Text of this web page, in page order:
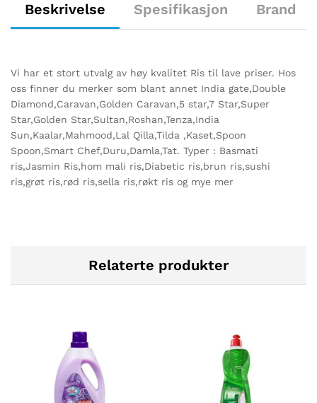
Beskrivelse Spesifikasjon Brand
Vi har et stort utvalg av høy kvalitet Ris til lave priser. Hos
oss finner du merker som blant annet India gate,Double
Diamond,Caravan,Golden Caravan,5 star,7 Star,Super
Star,Golden Star,Sultan,Roshan,Tenza,India
Sun,Kaalar,Mahmood,Lal Qilla,Tilda ,Kaset,Spoon
Spoon,Smart Chef,Duru,Damla,Tat. Typer : Basmati
ris,Jasmin Ris,hom mali ris,Diabetic ris,brun ris,sushi
ris,grøt ris,rød ris,sella ris,røkt ris og mye mer
Relaterte produkter